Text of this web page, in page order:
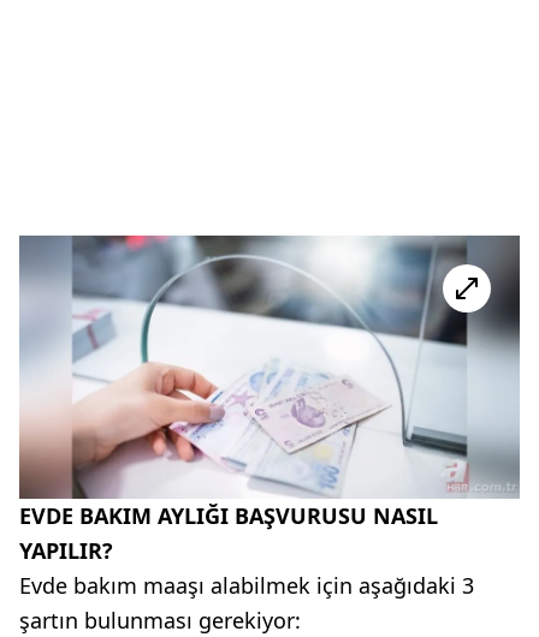
EVDE BAKIM AYLIĞI BAŞVURUSU NASIL
YAPILIR?
Evde bakım maaşı alabilmek için aşağıdaki 3
şartın bulunması gerekiyor: